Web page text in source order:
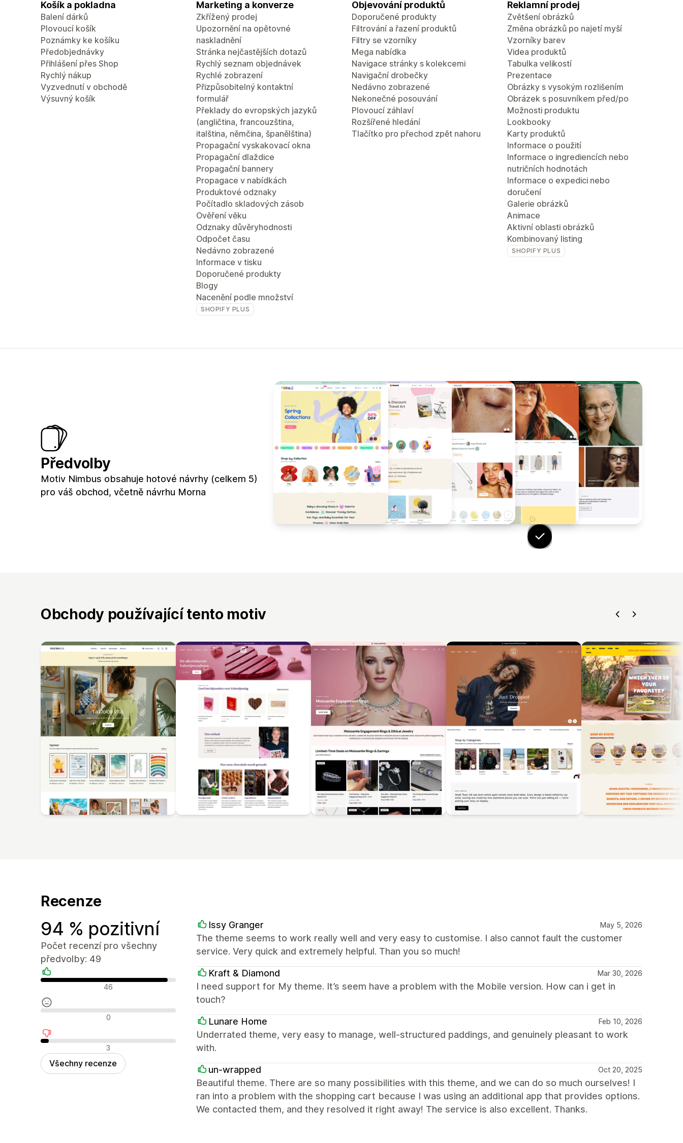
Košík a pokladna
Balení dárků
Plovoucí košík
Poznámky ke košíku
Předobjednávky
Přihlášení přes Shop
Rychlý nákup
Vyzvednutí v obchodě
Výsuvný košík
Marketing a konverze
Zkřížený prodej
Upozornění na opětovné
naskladnění
Stránka nejčastějších dotazů
Rychlý seznam objednávek
Rychlé zobrazení
Přizpůsobitelný kontaktní
formulář
Překlady do evropských jazyků
(angličtina, francouzština,
italština, němčina, španělština)
Propagační vyskakovací okna
Propagační dlaždice
Propagační bannery
Propagace v nabídkách
Produktové odznaky
Počítadlo skladových zásob
Ověření věku
Odznaky důvěryhodnosti
Odpočet času
Nedávno zobrazené
Informace v tisku
Doporučené produkty
Blogy
Nacenění podle množství
SHOPIFY PLUS
Objevování produktů
Doporučené produkty
Filtrování a řazení produktů
Filtry se vzorníky
Mega nabídka
Navigace stránky s kolekcemi
Navigační drobečky
Nedávno zobrazené
Nekonečné posouvání
Plovoucí záhlaví
Rozšířené hledání
Tlačítko pro přechod zpět nahoru
Reklamní prodej
Zvětšení obrázků
Změna obrázků po najetí myší
Vzorníky barev
Videa produktů
Tabulka velikostí
Prezentace
Obrázky s vysokým rozlišením
Obrázek s posuvníkem před/po
Možnosti produktu
Lookbooky
Karty produktů
Informace o použití
Informace o ingrediencích nebo
nutričních hodnotách
Informace o expedici nebo
doručení
Galerie obrázků
Animace
Aktivní oblasti obrázků
Kombinovaný listing
SHOPIFY PLUS
Předvolby
Motiv Nimbus obsahuje hotové návrhy (celkem 5)
pro váš obchod, včetně návrhu Morna
Obchody používající tento motiv
Recenze
94 % pozitivní
Počet recenzí pro všechny
předvolby: 49
Pozitivní recenze46
Neutrální recenze0
Negativní recenze3
Všechny recenze
Issy Granger May 5, 2026
The theme seems to work really well and very easy to customise. I also cannot fault the customer
service. Very quick and extremely helpful. Than you so much!
Kraft & Diamond Mar 30, 2026
I need support for My theme. It’s seem have a problem with the Mobile version. How can i get in
touch?
Lunare Home Feb 10, 2026
Underrated theme, very easy to manage, well-structured paddings, and genuinely pleasant to work
with.
un-wrapped Oct 20, 2025
Beautiful theme. There are so many possibilities with this theme, and we can do so much ourselves! I
ran into a problem with the shopping cart because I was using an additional app that provides options.
We contacted them, and they resolved it right away! The service is also excellent. Thanks.